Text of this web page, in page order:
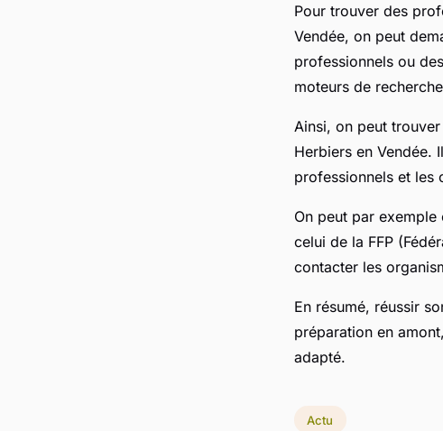
Pour trouver des
Vendée, on peut
professionnels ou
moteurs de
Ainsi, on peut
Herbiers en Vendée.
professionnels et les
On peut par exemple
celui de la FFP
contacter les
En résumé, réussir
préparation en
adapté.
Actu